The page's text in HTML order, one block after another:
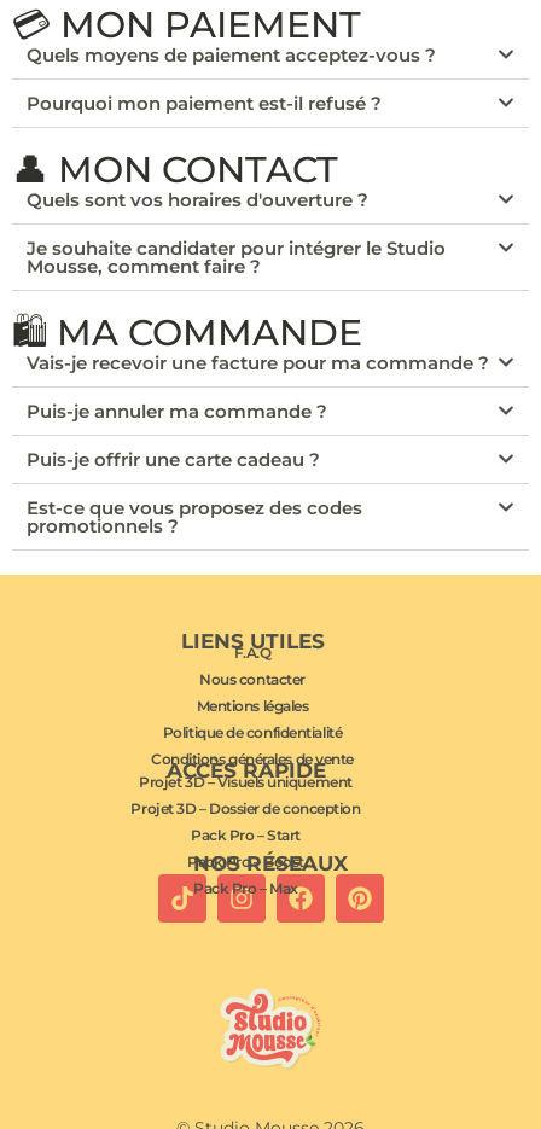
💳 MON PAIEMENT
Quels moyens de paiement acceptez-vous ?
Pourquoi mon paiement est-il refusé ?
👤 MON CONTACT
Quels sont vos horaires d'ouverture ?
Je souhaite candidater pour intégrer le Studio
Mousse, comment faire ?
🛍️ MA COMMANDE
Vais-je recevoir une facture pour ma commande ?
Puis-je annuler ma commande ?
Puis-je offrir une carte cadeau ?
Est-ce que vous proposez des codes
promotionnels ?
NOS RÉSEAUX
ACCÈS RAPIDE
Projet 3D – Visuels uniquement
Projet 3D – Dossier de conception
Pack Pro – Start
Pack Pro – Boost
Pack Pro – Max
LIENS UTILES
F.A.Q
Nous contacter
Mentions légales
Politique de confidentialité
Conditions générales de vente